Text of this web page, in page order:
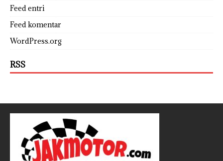
Feed entri
Feed komentar
WordPress.org
RSS